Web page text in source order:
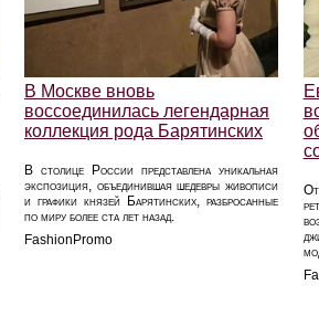
В Москве вновь
воссоединилась легендарная
коллекция рода Барятинских
В столице России представлена уникальная
экспозиция, объединившая шедевры живописи
и графики князей Барятинских, разбросанные
по миру более ста лет назад.
FashionPromo